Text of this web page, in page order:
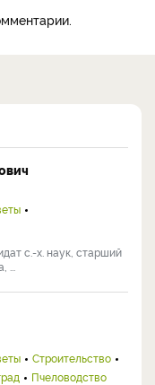
с.-х. наук, старший
Строительство
Пчеловодство